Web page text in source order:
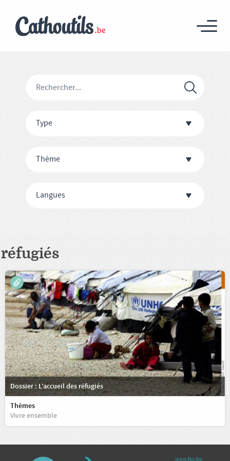
Type
Thème
Langues
réfugiés
Dossier : L’accueil des réfugiés
Thèmes
Vivre ensemble